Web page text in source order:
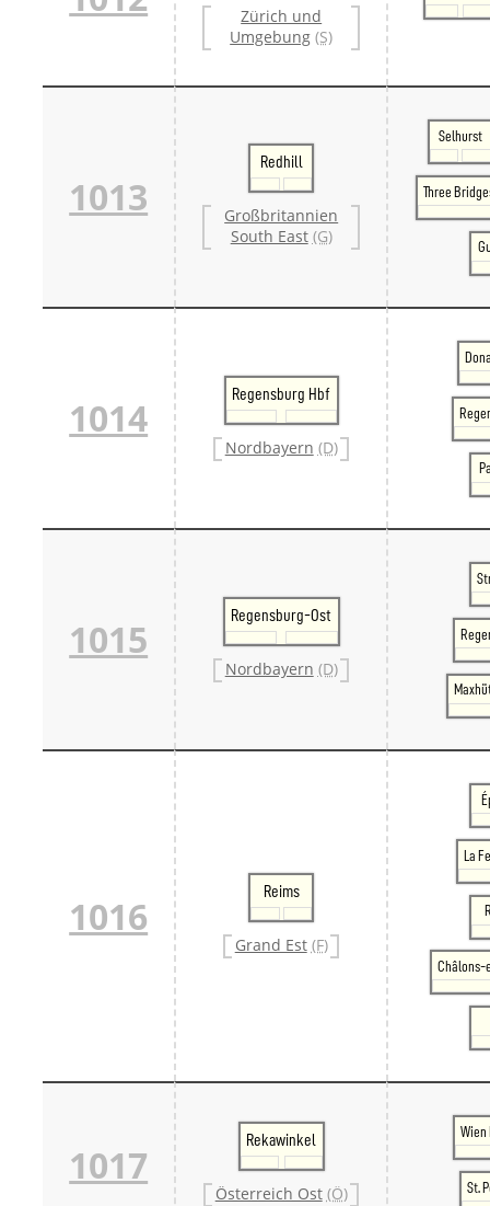
Zürich und
Umgebung (S)
1013
Redhill
Großbritannien
South East (G)
Selhurst
Three
1014
Regensburg Hbf
Nordbayern (D)
1015
Regensburg-Ost
Nordbayern (D)
1016
Reims
Grand Est (F)
La
Châlons-
1017
Rekawinkel
Österreich Ost (Ö) St.